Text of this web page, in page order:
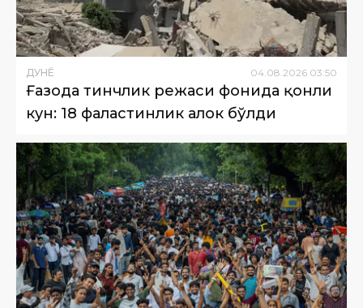
ДУНË 04 08 2026 03:50
Ғазода тинчлик режаси фонида қонли
кун: 18 фаластинлик ҳалок бўлди